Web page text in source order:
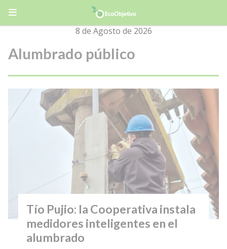
8 de Agosto de 2026
Alumbrado público
Tío Pujio: la Cooperativa instala
medidores inteligentes en el
alumbrado